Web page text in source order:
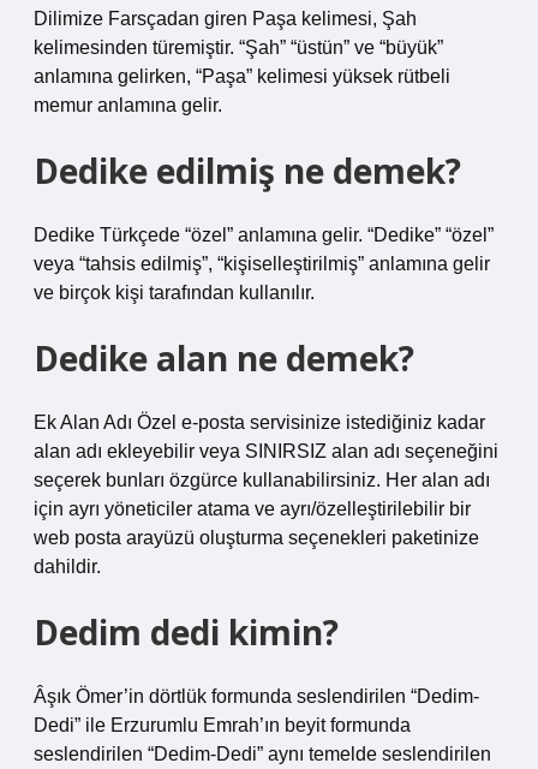
Dilimize Farsçadan giren Paşa kelimesi, Şah
kelimesinden türemiştir. “Şah” “üstün” ve “büyük”
anlamına gelirken, “Paşa” kelimesi yüksek rütbeli
memur anlamına gelir.
Dedike edilmiş ne demek?
Dedike Türkçede “özel” anlamına gelir. “Dedike” “özel”
veya “tahsis edilmiş”, “kişiselleştirilmiş” anlamına gelir
ve birçok kişi tarafından kullanılır.
Dedike alan ne demek?
Ek Alan Adı Özel e-posta servisinize istediğiniz kadar
alan adı ekleyebilir veya SINIRSIZ alan adı seçeneğini
seçerek bunları özgürce kullanabilirsiniz. Her alan adı
için ayrı yöneticiler atama ve ayrı/özelleştirilebilir bir
web posta arayüzü oluşturma seçenekleri paketinize
dahildir.
Dedim dedi kimin?
Âşık Ömer’in dörtlük formunda seslendirilen “Dedim-
Dedi” ile Erzurumlu Emrah’ın beyit formunda
seslendirilen “Dedim-Dedi” aynı temelde seslendirilen